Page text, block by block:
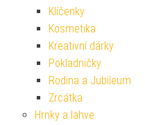
Klíčenky
Kosmetika
Kreativní dárky
Pokladničky
Rodina a Jubileum
Zrcátka
Hrnky a lahve